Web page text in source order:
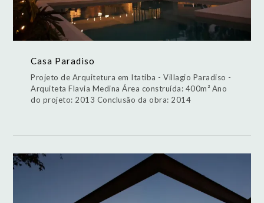
Casa Paradiso
Projeto de Arquitetura em Itatiba - Villagio Paradiso -
Arquiteta Flavia Medina Área construída: 400m² Ano
do projeto: 2013 Conclusão da obra: 2014